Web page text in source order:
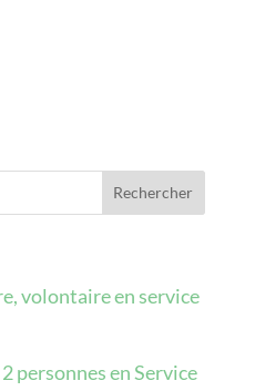
volontaire en service
personnes en Service